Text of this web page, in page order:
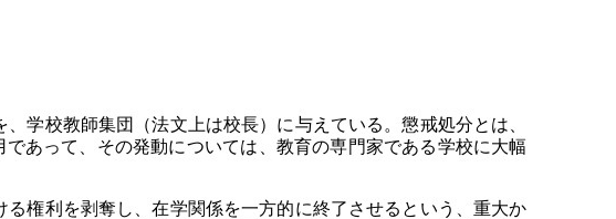
学校教師集団（法文上は校長）に与えている。懲戒処分とは、
あって、その発動については、教育の専門家である学校に大幅
権利を剥奪し、在学関係を一方的に終了させるという、重大か